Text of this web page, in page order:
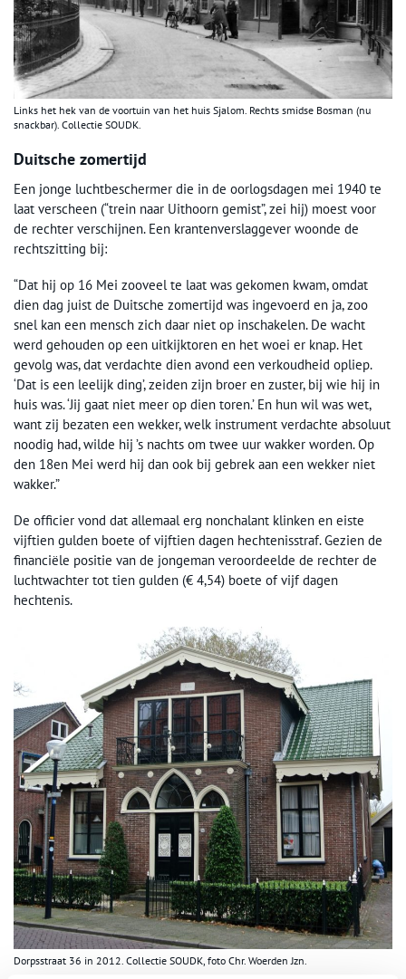
Links het hek van de voortuin van het huis Sjalom. Rechts smidse Bosman (nu
snackbar). Collectie SOUDK.
Duitsche zomertijd
Een jonge luchtbeschermer die in de oorlogsdagen mei 1940 te
laat verscheen (“trein naar Uithoorn gemist”, zei hij) moest voor
de rechter verschijnen. Een krantenverslaggever woonde de
rechtszitting bij:
“Dat hij op 16 Mei zooveel te laat was gekomen kwam, omdat
dien dag juist de Duitsche zomertijd was ingevoerd en ja, zoo
snel kan een mensch zich daar niet op inschakelen. De wacht
werd gehouden op een uitkijktoren en het woei er knap. Het
gevolg was, dat verdachte dien avond een verkoudheid opliep.
‘Dat is een leelijk ding’, zeiden zijn broer en zuster, bij wie hij in
huis was. ‘Jij gaat niet meer op dien toren.’ En hun wil was wet,
want zij bezaten een wekker, welk instrument verdachte absoluut
noodig had, wilde hij ’s nachts om twee uur wakker worden. Op
den 18en Mei werd hij dan ook bij gebrek aan een wekker niet
wakker.”
De officier vond dat allemaal erg nonchalant klinken en eiste
vijftien gulden boete of vijftien dagen hechtenisstraf. Gezien de
financiële positie van de jongeman veroordeelde de rechter de
luchtwachter tot tien gulden (€ 4,54) boete of vijf dagen
hechtenis.
Dorpsstraat 36 in 2012. Collectie SOUDK, foto Chr. Woerden Jzn.